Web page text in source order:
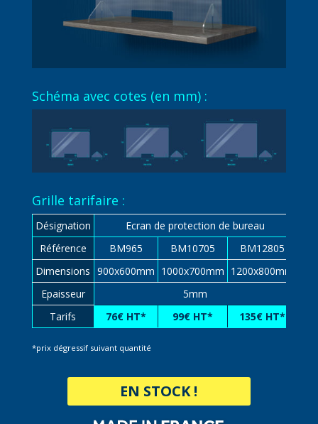
Schéma avec cotes (en mm) :
Grille tarifaire :
Désignation
Ecran de protection de bureau
Référence
BM965 BM10705
BM12805
Dimensions 900x600mm 1000x700mm 1200x800mm
Epaisseur
5mm
Tarifs
76€ HT* 99€ HT* 135€ HT*
*prix dégressif suivant quantité
EN STOCK !